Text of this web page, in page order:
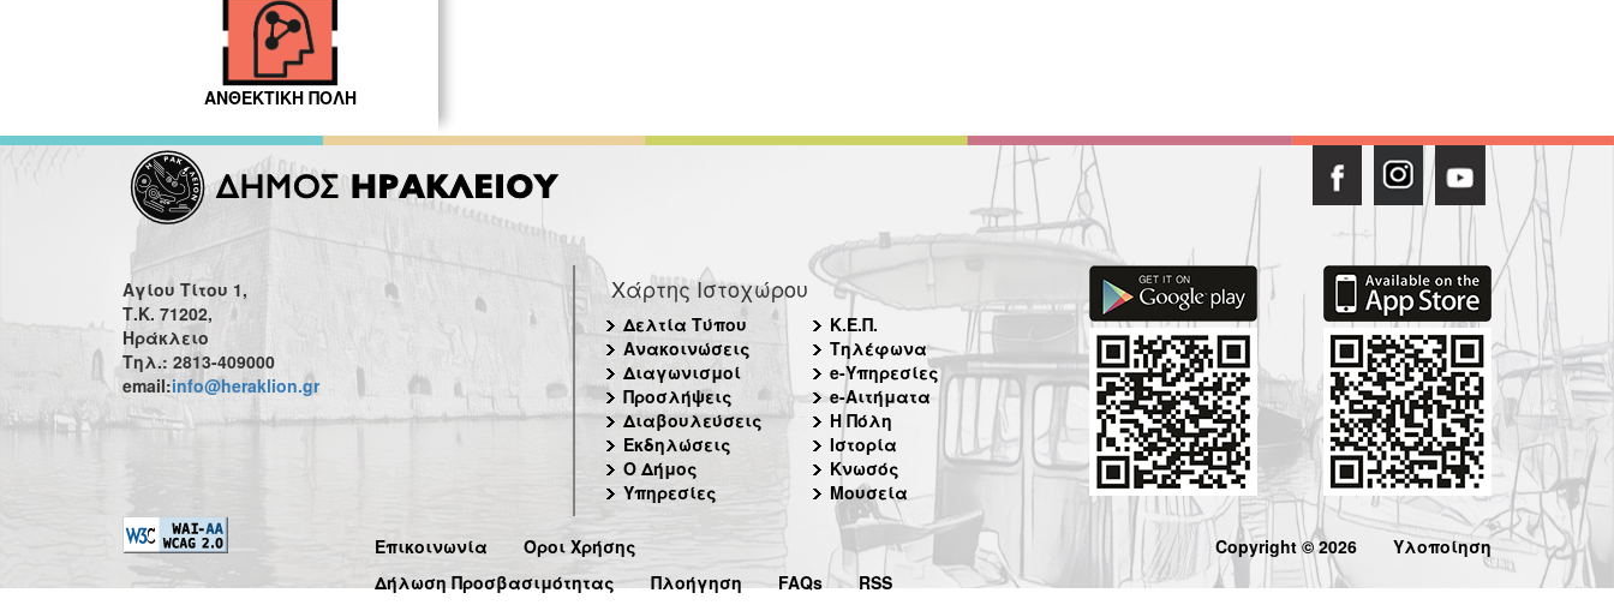
ΑΝΘΕΚΤΙΚΗ ΠΟΛΗ
Αγίου Τίτου 1,
Τ.Κ. 71202,
Ηράκλειο
Τηλ.: 2813-409000
email:info@heraklion.gr
Χάρτης Ιστοχώρου
Δελτία Τύπου
Ανακοινώσεις
Διαγωνισμοί
Προσλήψεις
Διαβουλεύσεις
Εκδηλώσεις
Ο Δήμος
Υπηρεσίες
Κ.Ε.Π.
Τηλέφωνα
e-Υπηρεσίες
e-Αιτήματα
Η Πόλη
Ιστορία
Κνωσός
Μουσεία
Επικοινωνία
Όροι Χρήσης
Δήλωση Προσβασιμότητας
Πλοήγηση FAQs RSS
Copyright © 2026 Υλοποίηση